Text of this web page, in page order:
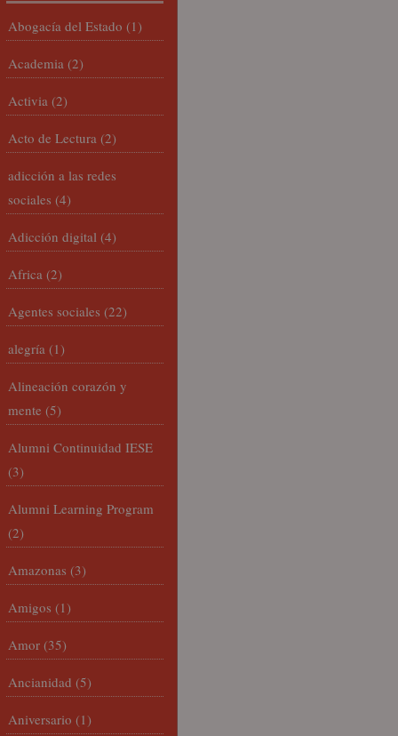
Abogacía del Estado (1)
Academia (2)
Activia (2)
Acto de Lectura (2)
adicción a las redes
sociales (4)
Adicción digital (4)
Africa (2)
Agentes sociales (22)
alegría (1)
Alineación corazón y
mente (5)
Alumni Continuidad IESE
(3)
Alumni Learning Program
(2)
Amazonas (3)
Amigos (1)
Amor (35)
Ancianidad (5)
Aniversario (1)